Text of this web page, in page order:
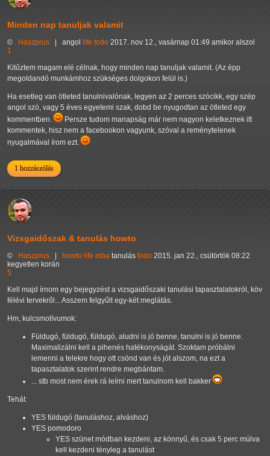
Minden nap tanuljak valamit
© Haszprus angol life todo 2017. nov 12., vasárnap 01:49 amikor alszol
1
Kitűztem magam elé célnak, hogy minden nap tanuljak valamit. (Az épp
megoldandó munkámhoz szükséges dolgokon felül is.)
Ha esetleg van ötleted tanulnivalónak, legyen az 2 perces szócikk, egy szép
angol szó, vagy 5 éves egyetemi szak, dobd be nyugodtan az ötleted egy
kommentben.
Persze tudom manapság már nem nagyon keletkeznek itt
kommentek, hisz nem a facebookon vagyunk, szóval a reménytelenek
nyugalmával írom ezt.
1 hozzászólás
Vizsgaidőszak & tanulás howto
© Haszprus howto life mba tanulás todo 2015. jan 22., csütörtök 08:22
kegyetlen korán
5
Kell majd írnom egy bejegyzést a vizsgaidőszaki tanulási tapasztalatokról, köv
félévi tervekről... Asszem felgyűlt egy-két meglátás.
Hm, kulcsmotívumok:
Füldugó, füldugó, füldugó, aludni is jó benne, tanulni is jó benne.
Maximalizálni kell a pihenés hatékonyságát. Szoktam próbálni
lemenni a telekre hogy ott csönd van és jót alszom, na ezt a
tapasztalatok szerint rendre megbántam.
... stb most nem érek rá leírni mert tanulnom kell bakker
Tehát:
YES füldugó (tanuláshoz, alváshoz)
YES pomodoro
YES szünet módban kezdeni, az könnyű, és csak 5 perc múlva
kell kezdeni tényleg a tanulást